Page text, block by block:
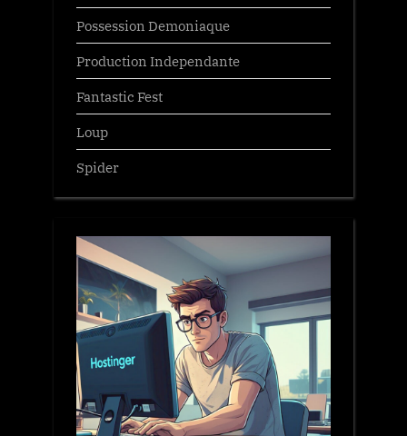
Possession Demoniaque
Production Independante
Fantastic Fest
Loup
Spider